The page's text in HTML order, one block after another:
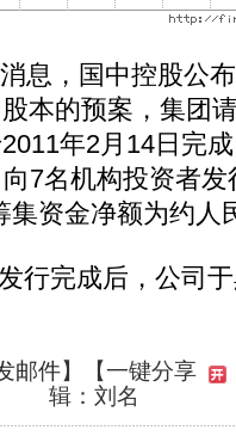
，国中控股公布
本的预案，集团
年2月14日完
7名机构投资者
集资金净额为约人
完成后，公司于
邮件】
【一键分享
辑：刘名